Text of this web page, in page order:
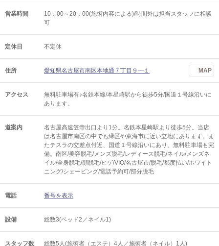
営業時間
10：00～20：00(施術内容による)/時間外は担当スタッフに相談
可
定休日 不定休
住所 愛知県名古屋市南区本地通７丁目９―１ MAP
アクセス
無料駐車場有♪名鉄本線/本星崎駅から徒歩5分/国道１号線沿いに
あります。
道案内
名古屋高速笠寺出口より1分。名鉄本星崎駅より徒歩5分。当店
は名古屋市南区の中でも緑区や東海市に近い立地にあります。ま
たテスラの交差点付近、国道１号線沿いにあり、無料駐車場も完
備。南区/美容脱毛/メンズ脱毛/レディース脱毛/ネイル/メンズネ
イル/全身脱毛/顔脱毛/ヒゲ/VIO/名古屋市/脱毛/都度払い/ホワイト
ニング/シェービング/電話予約可/部分脱毛
電話 番号を表示
設備 総数3(ベッド2／ネイル1)
スタッフ数 総数5人(施術者（エステ）4人／施術者（ネイル）1人)